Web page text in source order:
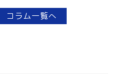
コラム一覧へ